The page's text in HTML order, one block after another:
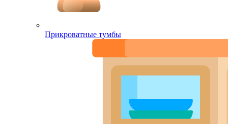
Прикроватные тумбы